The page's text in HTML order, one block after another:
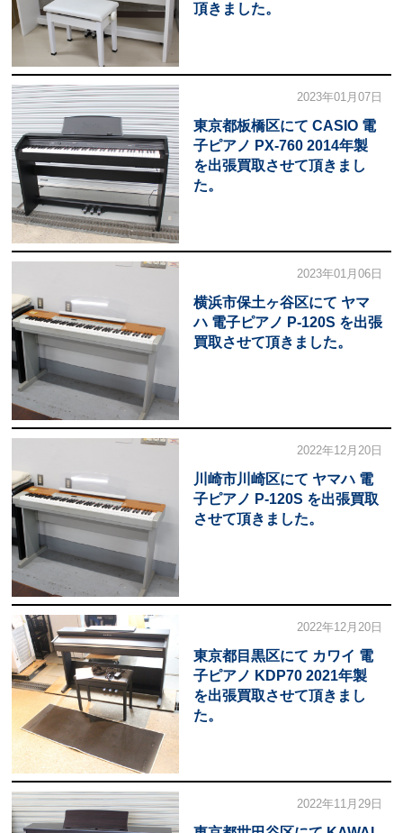
頂きました。
2023年01月07日
東京都板橋区にて CASIO 電
子ピアノ PX-760 2014年製
を出張買取させて頂きまし
た。
2023年01月06日
横浜市保土ヶ谷区にて ヤマ
ハ 電子ピアノ P-120S を出張
買取させて頂きました。
2022年12月20日
川崎市川崎区にて ヤマハ 電
子ピアノ P-120S を出張買取
させて頂きました。
2022年12月20日
東京都目黒区にて カワイ 電
子ピアノ KDP70 2021年製
を出張買取させて頂きまし
た。
2022年11月29日